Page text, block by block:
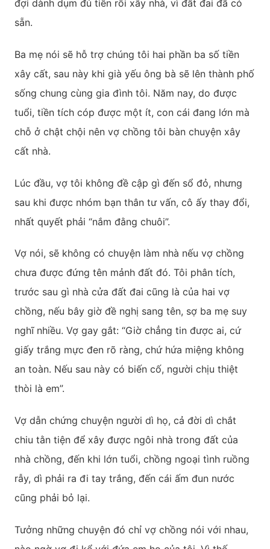
đợi dành dụm đủ tiền rồi xây nhà, vì đất đai đã có
sẵn.
Ba mẹ nói sẽ hỗ trợ chúng tôi hai phần ba số tiền
xây cất, sau này khi già yếu ông bà sẽ lên thành phố
sống chung cùng gia đình tôi. Năm nay, do được
tuổi, tiền tích cóp được một ít, con cái đang lớn mà
chỗ ở chật chội nên vợ chồng tôi bàn chuyện xây
cất nhà.
Lúc đầu, vợ tôi không đề cập gì đến sổ đỏ, nhưng
sau khi được nhóm bạn thân tư vấn, cô ấy thay đổi,
nhất quyết phải “nắm đằng chuôi”.
Vợ nói, sẽ không có chuyện làm nhà nếu vợ chồng
chưa được đứng tên mảnh đất đó. Tôi phân tích,
trước sau gì nhà cửa đất đai cũng là của hai vợ
chồng, nếu bây giờ đề nghị sang tên, sợ ba mẹ suy
nghĩ nhiều. Vợ gay gắt: “Giờ chẳng tin được ai, cứ
giấy trắng mực đen rõ ràng, chứ hứa miệng không
an toàn. Nếu sau này có biến cố, người chịu thiệt
thòi là em”.
Vợ dẫn chứng chuyện người dì họ, cả đời dì chắt
chiu tằn tiện để xây được ngôi nhà trong đất của
nhà chồng, đến khi lớn tuổi, chồng ngoại tình ruồng
rẫy, dì phải ra đi tay trắng, đến cái ấm đun nước
cũng phải bỏ lại.
Tưởng những chuyện đó chỉ vợ chồng nói với nhau,